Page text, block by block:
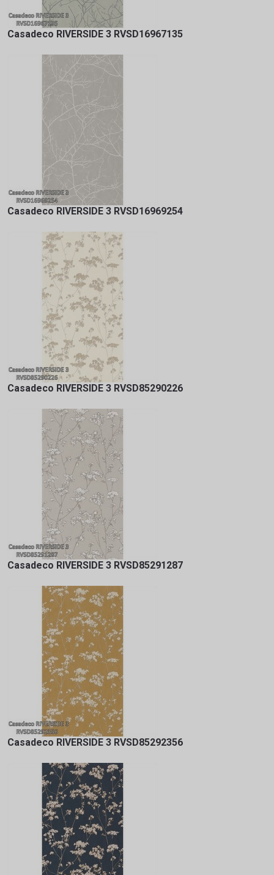
Casadeco RIVERSIDE 3 RVSD16967135
Casadeco RIVERSIDE 3 RVSD16969254
Casadeco RIVERSIDE 3 RVSD85290226
Casadeco RIVERSIDE 3 RVSD85291287
Casadeco RIVERSIDE 3 RVSD85292356